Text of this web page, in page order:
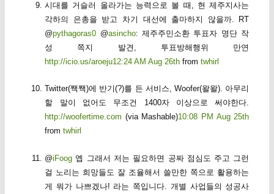
시대를 거슬러 올라가는 능력으로 볼 때, 현 제주지사는
각하의 은총을 받고 차기 대선에 출마하지 않을까. RT
@pythagoras0 @asincho: 제주주민소환 투표자 명단 작
성 쪽지 발견, 투표방해행위 만연
http://icio.us/aroeju12:24 AM Aug 26th fromtwhirl
Twitter(짹짹)에 반기(?)를 든 서비스, Woofer(왈왈). 아무리
할 말이 없어도 무조건 1400자 이상으로 써야한다.
http://woofertime.com (via Mashable)10:08 PM Aug 25th
fromtwhirl
@iFoog 옙 그래서 저는 필요하면 공짜 점심도 주고 그런
걸 노리는 희망들도 잘 조율해서 쓸만한 쪽으로 활용하는
게 뭐가 나쁘겠나! 라는 쪽입니다. 개별 사업들의 성공사